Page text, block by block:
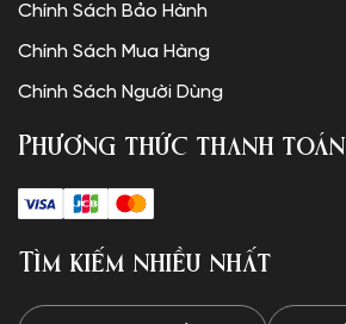
Chính Sách Bảo Hành
Chính Sách Mua Hàng
Chính Sách Người Dùng
Phương thức thanh toán
Tìm kiếm nhiều nhất